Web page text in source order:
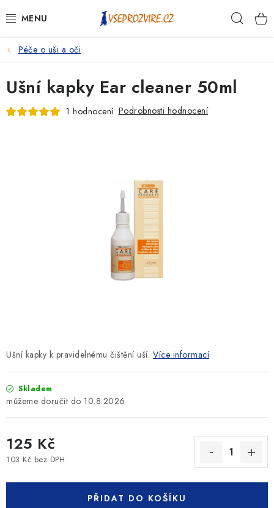
na
PSI
KOČKY
KONĚ
KRÁLÍCI/HLODAVCI/PTÁCI
Podmínky ochrany osobních údajů
Péče o uši a oči
Ušní kapky k pravidelnému čištění uší. Více informací
Skladem
10.8.2026
125 Kč
103 Kč bez DPH
PŘIDAT DO KOŠÍKU
Ušní kapky Ear cleaner 50ml
1 hodnocení Podrobnosti hodnocení